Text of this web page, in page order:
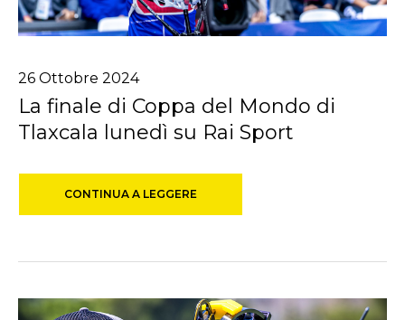
26 Ottobre 2024
La finale di Coppa del Mondo di
Tlaxcala lunedì su Rai Sport
CONTINUA A LEGGERE